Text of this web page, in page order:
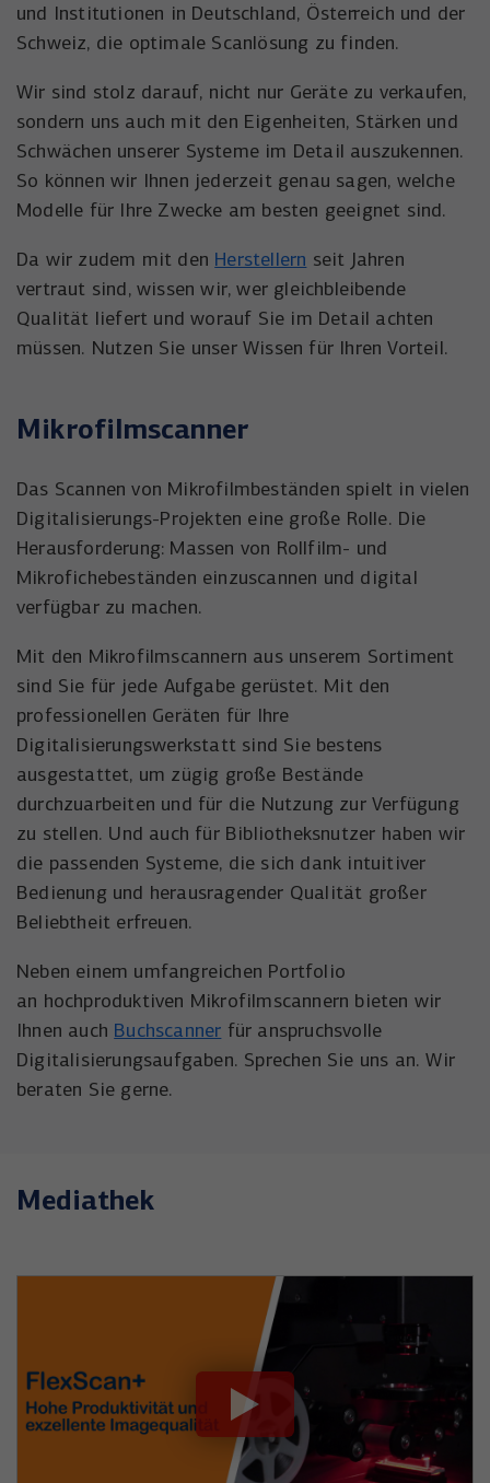
und Institutionen in Deutschland, Österreich und der
Schweiz, die optimale Scanlösung zu finden.
Wir sind stolz darauf, nicht nur Geräte zu verkaufen,
sondern uns auch mit den Eigenheiten, Stärken und
Schwächen unserer Systeme im Detail auszukennen.
So können wir Ihnen jederzeit genau sagen, welche
Modelle für Ihre Zwecke am besten geeignet sind.
Da wir zudem mit den Herstellern seit Jahren
vertraut sind, wissen wir, wer gleichbleibende
Qualität liefert und worauf Sie im Detail achten
müssen. Nutzen Sie unser Wissen für Ihren Vorteil.
Mikrofilmscanner
Das Scannen von Mikrofilmbeständen spielt in vielen
Digitalisierungs-Projekten eine große Rolle. Die
Herausforderung: Massen von Rollfilm- und
Mikrofichebeständen einzuscannen und digital
verfügbar zu machen.
Mit den Mikrofilmscannern aus unserem Sortiment
sind Sie für jede Aufgabe gerüstet. Mit den
professionellen Geräten für Ihre
Digitalisierungswerkstatt sind Sie bestens
ausgestattet, um zügig große Bestände
durchzuarbeiten und für die Nutzung zur Verfügung
zu stellen. Und auch für Bibliotheksnutzer haben wir
die passenden Systeme, die sich dank intuitiver
Bedienung und herausragender Qualität großer
Beliebtheit erfreuen.
Neben einem umfangreichen Portfolio
an hochproduktiven Mikrofilmscannern bieten wir
Ihnen auch Buchscanner für anspruchsvolle
Digitalisierungsaufgaben. Sprechen Sie uns an. Wir
beraten Sie gerne.
Mediathek